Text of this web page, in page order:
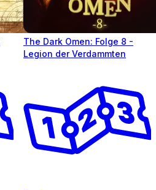
The Dark Omen: Folge 8 -
Legion der Verdammten